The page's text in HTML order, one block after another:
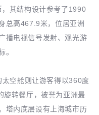
其结构设计参考了1990
总高467.9米，位居亚洲
播电视信号发射、观光游
。
空舱则让游客得以360度
旋转餐厅，被誉为亚洲最
塔内底层设有上海城市历